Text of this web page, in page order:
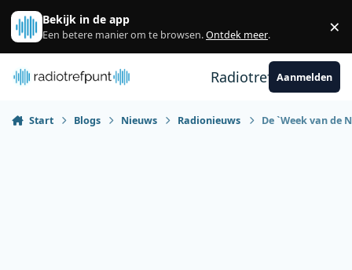
Spring naar bijdragen
Bekijk in de app
Een betere manier om te browsen.Ontdek meer. ×
RadiotrefpuntAanmelden
Start Blogs Nieuws Radionieuws De `Week van de